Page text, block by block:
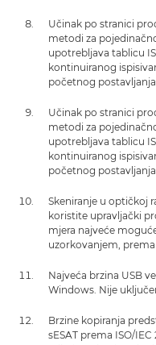
Učinak po stranici
metodi za
upotrebljava tablicu
kontinuiranog
početnog postavljanja.
Učinak po stranici
metodi za
upotrebljava tablicu
kontinuiranog
početnog postavljanja.
Skeniranje u optičkoj
koristite upravljački
mjera najveće
uzorkovanjem, prema
Najveća brzina USB
Windows. Nije
Brzine kopiranja
sESAT prema ISO/IEC